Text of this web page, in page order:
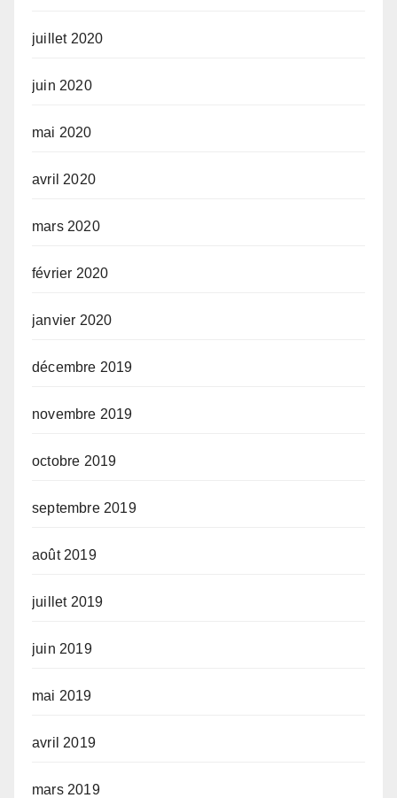
juillet 2020
juin 2020
mai 2020
avril 2020
mars 2020
février 2020
janvier 2020
décembre 2019
novembre 2019
octobre 2019
septembre 2019
août 2019
juillet 2019
juin 2019
mai 2019
avril 2019
mars 2019